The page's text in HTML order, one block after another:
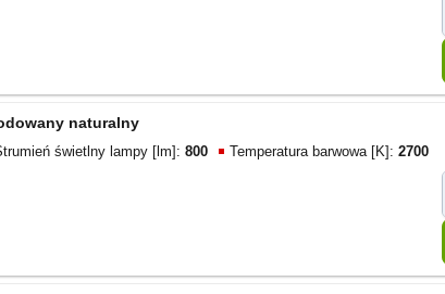
naturalny
świetlny lampy [lm]: 800 Temperatura barwowa [K]: 2700